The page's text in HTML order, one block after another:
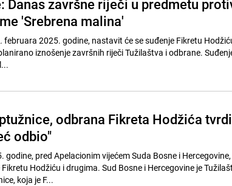
Danas završne riječi u predmetu
'Srebrena malina'
februara 2025. godine, nastavit će se suđenje Fikretu
iznošenje završnih riječi Tužilaštva i odbrane.
odbrana Fikreta Hodžića
odbio"
godine, pred Apelacionim vijećem Suda Bosne i Hercegovine,
Hodžiću i drugima. Sud Bosne i Hercegovine je
koja je F...